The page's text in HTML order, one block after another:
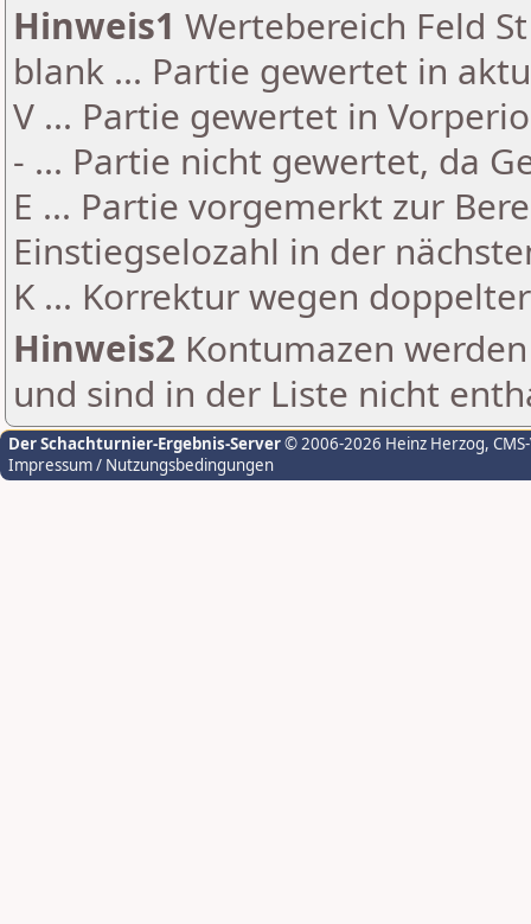
Hinweis1 Wertebereich Feld
blank ... Partie gewertet in
V ... Partie gewertet in
- ... Partie nicht gewertet, da
E ... Partie vorgemerkt zur
Einstiegselozahl in der
K ... Korrektur wegen
Hinweis2 Kontumazen
und sind in der Liste nicht
Der Schachturnier-Ergebnis-Server© 2006-2026 Heinz Herzog,
Impressum / Nutzungsbedingungen